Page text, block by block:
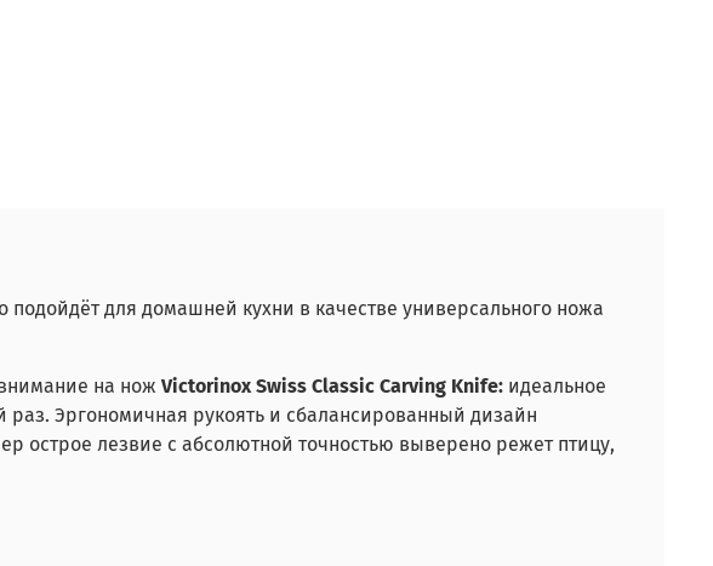
для домашней кухни в качестве универсального ножа
на нож Victorinox Swiss Classic Carving Knife: идеальное
Эргономичная рукоять и сбалансированный дизайн
острое лезвие с абсолютной точностью выверено режет птицу,